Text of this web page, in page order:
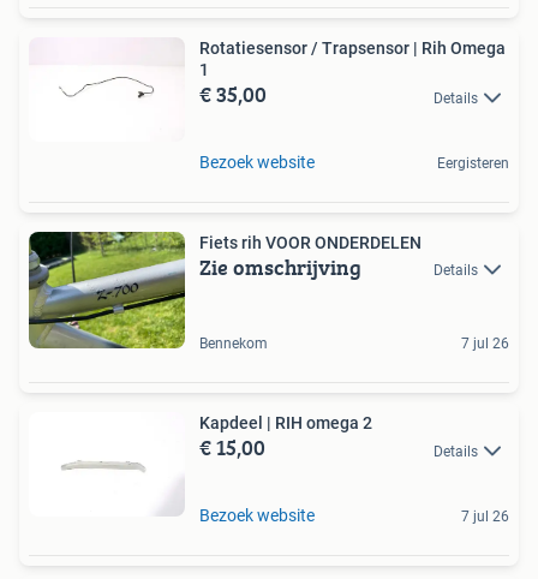
Rotatiesensor / Trapsensor | Rih Omega
1
€ 35,00 Details
Bezoek website Eergisteren
Fiets rih VOOR ONDERDELEN
Zie omschrijving Details
Bennekom 7 jul 26
Kapdeel | RIH omega 2
€ 15,00 Details
Bezoek website 7 jul 26